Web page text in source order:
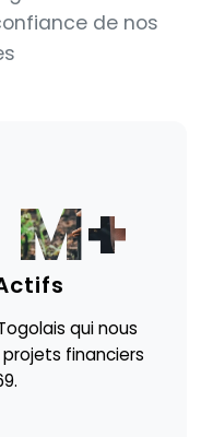
de nos
qui nous
financiers